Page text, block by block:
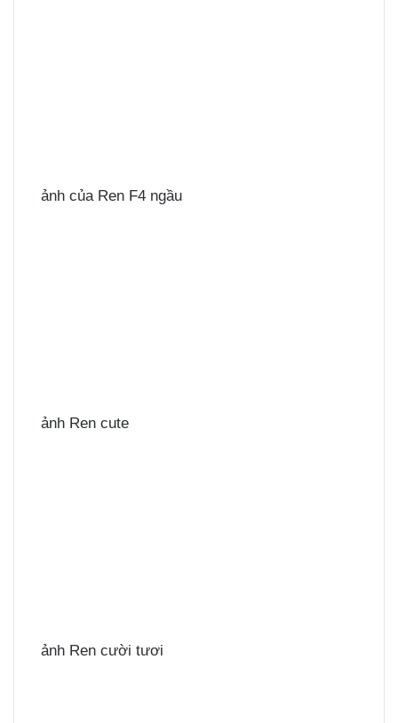
ảnh của Ren F4 ngầu
ảnh Ren cute
ảnh Ren cười tươi